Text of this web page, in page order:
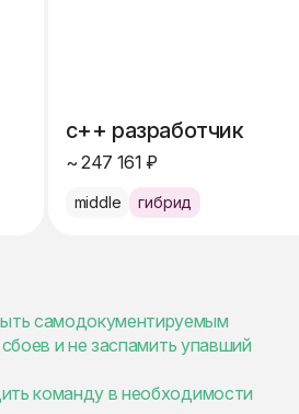
c++ разработчик
~ 247 161 ₽
middle гибрид
самодокументируемым
и не заспамить упавший
команду в необходимости